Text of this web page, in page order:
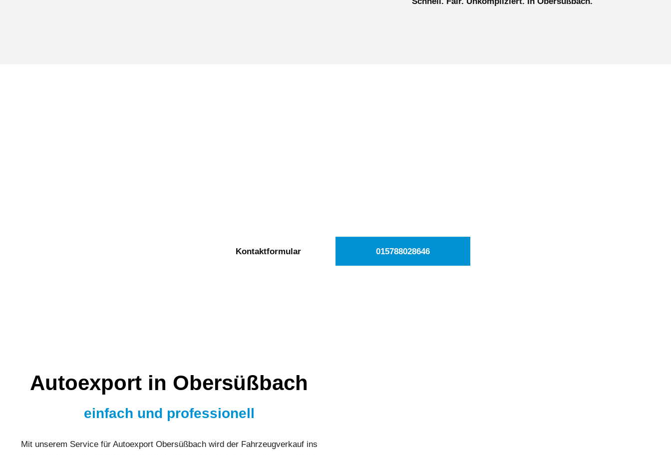
Kontaktformular 015788028646
Autoexport in Obersüßbach
einfach und professionell
Mit unserem Service für Autoexport Obersüßbach wird der Fahrzeugverkauf ins